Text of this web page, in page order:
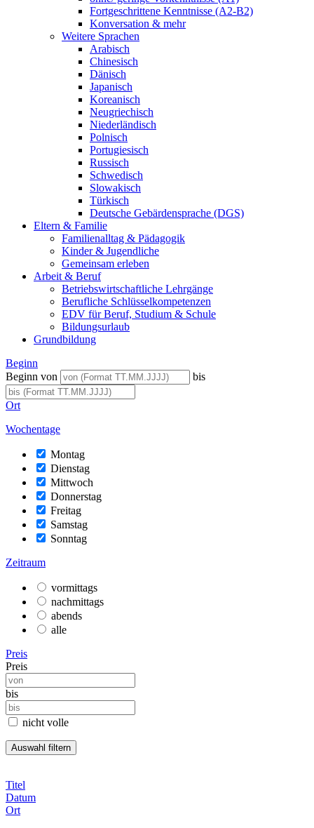
Fortgeschrittene Kenntnisse (A2-B2)
Konversation & mehr
Weitere Sprachen
Arabisch
Chinesisch
Dänisch
Japanisch
Koreanisch
Neugriechisch
Niederländisch
Polnisch
Portugiesisch
Russisch
Schwedisch
Slowakisch
Türkisch
Deutsche Gebärdensprache (DGS)
Eltern & Familie
Familienalltag & Pädagogik
Kinder & Jugendliche
Gemeinsam erleben
Arbeit & Beruf
Betriebswirtschaftliche Lehrgänge
Berufliche Schlüsselkompetenzen
EDV für Beruf, Studium & Schule
Bildungsurlaub
Grundbildung
Beginn
Beginn von
bis
Ort
Wochentage
Montag
Dienstag
Mittwoch
Donnerstag
Freitag
Samstag
Sonntag
Zeitraum
vormittags
nachmittags
abends
alle
Preis
Preis
bis
nicht volle
Titel
Datum
Ort